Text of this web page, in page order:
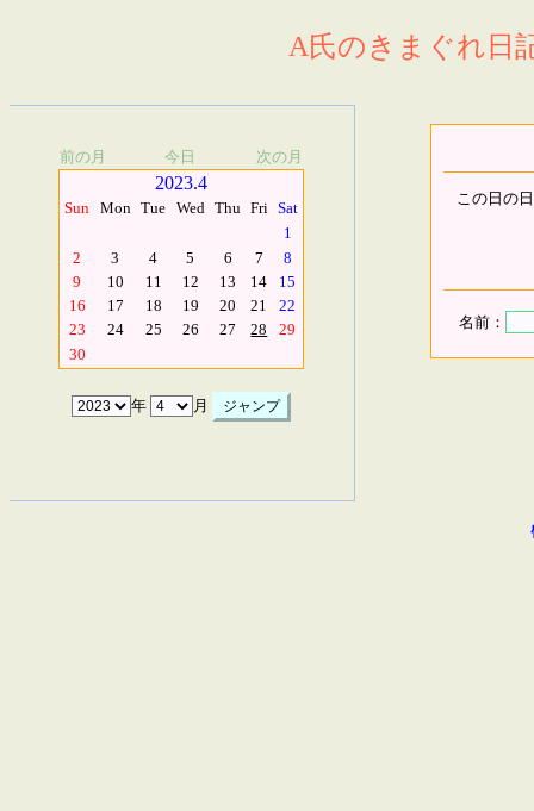
A氏のきまぐれ日
前の月 今日 次の月
2023.4
Sun Mon Tue Wed Thu Fri Sat
1
2
3 4 5 6 7
8
9
10 11 12 13 14
15
16
17 18 19 20 21
22
23
24 25 26 27 28
29
30
年 月
この日の
名前：